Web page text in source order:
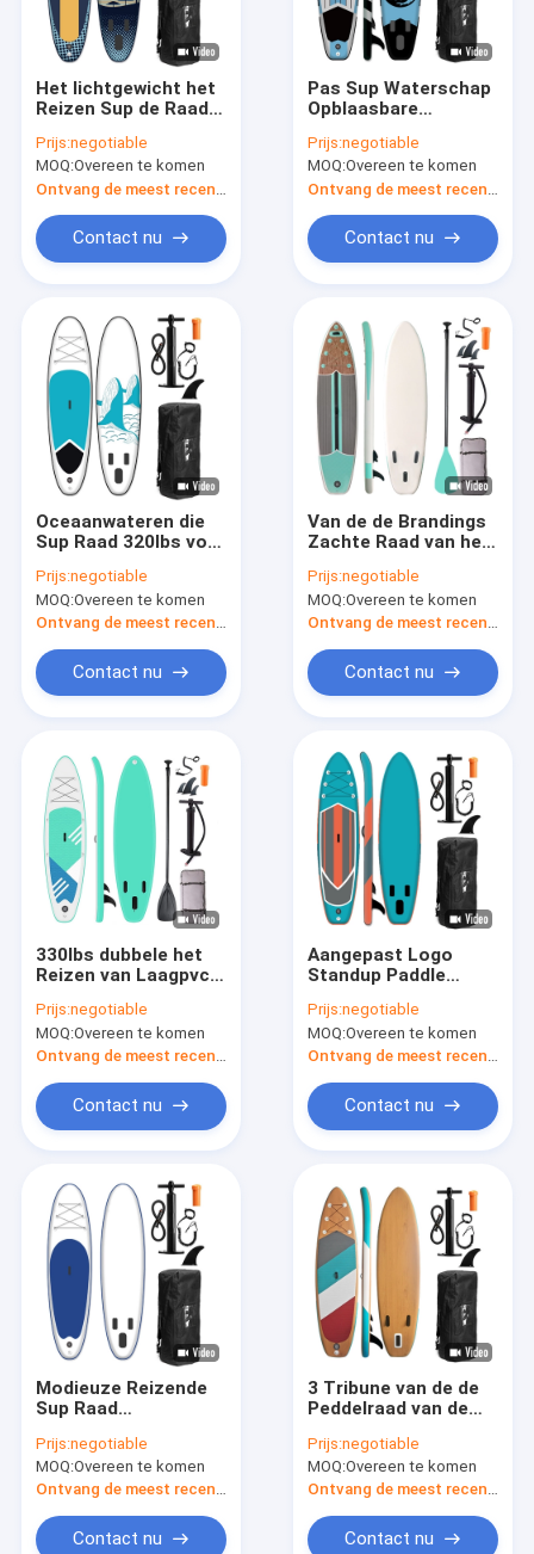
Producten
Ongeveer ons
Fabrieksreis
Verzoek om een Citaat
Vissende Pedaalkajak
Overzeese het Reizen Kajak
Visserijkajak achter elkaar
De Kajak van het voetpedaal
Sit On Top Kayak
Sit In Kayak
De Opblaasbare Kajak van pvc
Rennende Sup Raad
Het lichtgewicht het
Reizen Sup de Raad
Opblaasbare Peddel
Surfen
Prijs:negotiable
MOQ:Overeen te komen
Contact nu
Pas Sup Waterschap
Opblaasbare
aan
Prijs:negotiable
MOQ:Overeen te komen
Contact nu
Oceaanwateren die
Sup Raad 320lbs voor
reizen
Prijs:negotiable
MOQ:Overeen te komen
Ontvang de meest recente Prijs
Contact nu
Van de de Brandings
Zachte Raad van het
Water Steek van de
de Hoge drukdaling
Prijs:negotiable
MOQ:Overeen te komen
Ontvang de meest recente Prijs
Contact nu
330lbs dubbele het
Reizen van Laagpvc
Oceaanwateren EVA
Sup Surfboard
Prijs:negotiable
MOQ:Overeen te komen
Ontvang de meest recente Prijs
Contact nu
Aangepast Logo
Standup Paddle
Surfplank Blauwe
Kleur
Prijs:negotiable
MOQ:Overeen te komen
Ontvang de meest recente Prijs
Contact nu
Modieuze Reizende
Sup Raad
Paddleboard voor het
Gebied van
Watersporten
Prijs:negotiable
MOQ:Overeen te komen
Ontvang de meest recente Prijs
Contact nu
3 Tribune van de de
Peddelraad van de
Regelbare Drijvende
Opblaasbare op
Surfplank
Prijs:negotiable
MOQ:Overeen te komen
Ontvang de meest recente Prijs
Contact nu